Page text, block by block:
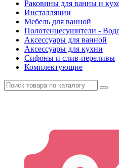
Раковины для ванны и
Инсталляции
Мебель для ванной
Полотенцесушители -
Аксессуары для ванной
Аксессуары для кухни
Сифоны и слив-переливы
Комплектующие